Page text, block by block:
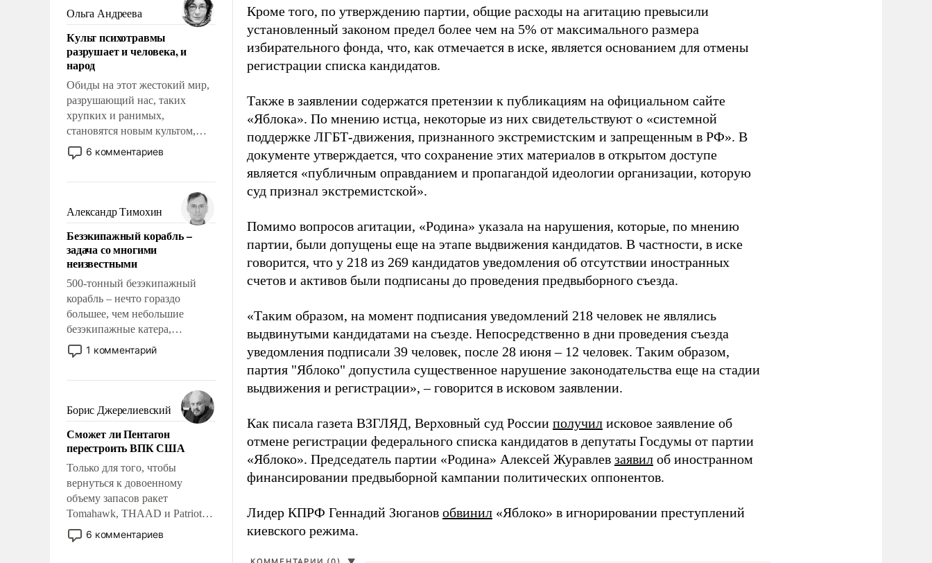
Ольга Андреева
Культ психотравмы
разрушает и человека, и
народ
Обиды на этот жестокий мир,
разрушающий нас, таких
хрупких и ранимых,
становятся новым культом,
постепенно вытесняя и
отменяя традиционное
мужественным и твердым под
ударами судьбы, брать на себя
ответственность, помогать
слабым, идти вперед и
адаптироваться.
6 комментариев
Александр Тимохин
Безэкипажный корабль –
задача со многими
неизвестными
500-тонный безэкипажный
корабль – нечто гораздо
большее, чем небольшие
безэкипажные катера,
применение которых уже
стало обыденностью. Задача по
сложна и амбициозна. Однако
и ее реализация радикально
поднимет наши боевые
возможности.
1 комментарий
Борис Джерелиевский
Сможет ли Пентагон
перестроить ВПК США
Только для того, чтобы
вернуться к довоенному
объему запасов ракет
Tomahawk, THAAD и Patriot
США потребуется более трех
лет. Даже небольшая война с
6 комментариев
Кроме того, по утверждению партии, общие расходы на агитацию превысили
установленный законом предел более чем на 5% от максимального размера
избирательного фонда, что, как отмечается в иске, является основанием для отмены
регистрации списка кандидатов.
Также в заявлении содержатся претензии к публикациям на официальном сайте
«Яблока». По мнению истца, некоторые из них свидетельствуют о «системной
поддержке ЛГБТ-движения, признанного экстремистским и запрещенным в РФ». В
документе утверждается, что сохранение этих материалов в открытом доступе
является «публичным оправданием и пропагандой идеологии организации, которую
суд признал экстремистской».
Помимо вопросов агитации, «Родина» указала на нарушения, которые, по мнению
партии, были допущены еще на этапе выдвижения кандидатов. В частности, в иске
говорится, что у 218 из 269 кандидатов уведомления об отсутствии иностранных
счетов и активов были подписаны до проведения предвыборного съезда.
«Таким образом, на момент подписания уведомлений 218 человек не являлись
выдвинутыми кандидатами на съезде. Непосредственно в дни проведения съезда
уведомления подписали 39 человек, после 28 июня – 12 человек. Таким образом,
партия "Яблоко" допустила существенное нарушение законодательства еще на стадии
выдвижения и регистрации», – говорится в исковом заявлении.
Как писала газета ВЗГЛЯД, Верховный суд России получил исковое заявление об
отмене регистрации федерального списка кандидатов в депутаты Госдумы от партии
«Яблоко». Председатель партии «Родина» Алексей Журавлев заявил об иностранном
финансировании предвыборной кампании политических оппонентов.
Лидер КПРФ Геннадий Зюганов обвинил «Яблоко» в игнорировании преступлений
киевского режима.